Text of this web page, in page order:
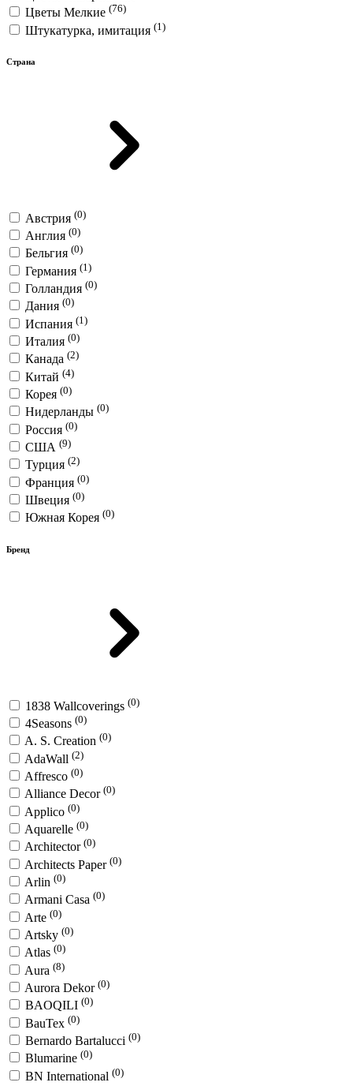
Цветы Мелкие (76)
Штукатурка, имитация (1)
Страна
Австрия (0)
Англия (0)
Бельгия (0)
Германия (1)
Голландия (0)
Дания (0)
Испания (1)
Италия (0)
Канада (2)
Китай (4)
Корея (0)
Нидерланды (0)
Россия (0)
США (9)
Турция (2)
Франция (0)
Швеция (0)
Южная Корея (0)
Бренд
1838 Wallcoverings (0)
4Seasons (0)
A. S. Creation (0)
AdaWall (2)
Affresco (0)
Alliance Decor (0)
Applico (0)
Aquarelle (0)
Architector (0)
Architects Paper (0)
Arlin (0)
Armani Casa (0)
Arte (0)
Artsky (0)
Atlas (0)
Aura (8)
Aurora Dekor (0)
BAOQILI (0)
BauTex (0)
Bernardo Bartalucci (0)
Blumarine (0)
BN International (0)